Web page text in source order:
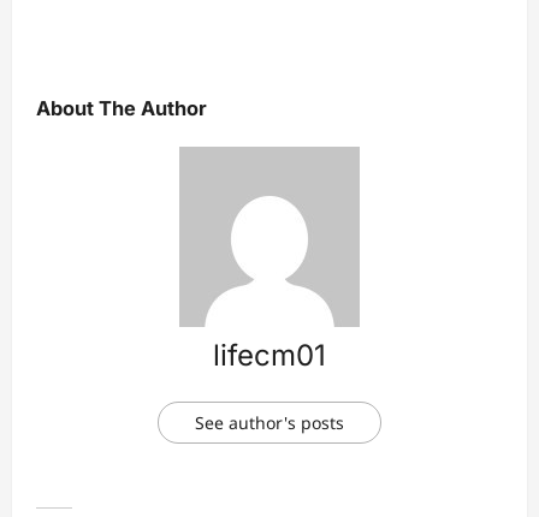
About The Author
lifecm01
See author's posts